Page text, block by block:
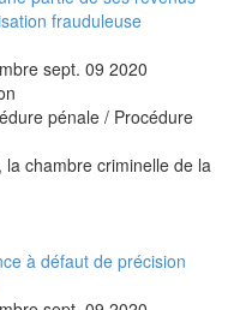
frauduleuse
sept. 09 2020
pénale / Procédure
chambre criminelle de la
à défaut de précision